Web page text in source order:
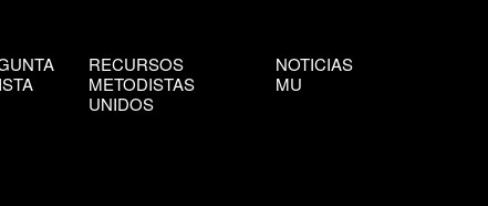
RECURSOS
METODISTAS
UNIDOS
NOTICIAS
MU